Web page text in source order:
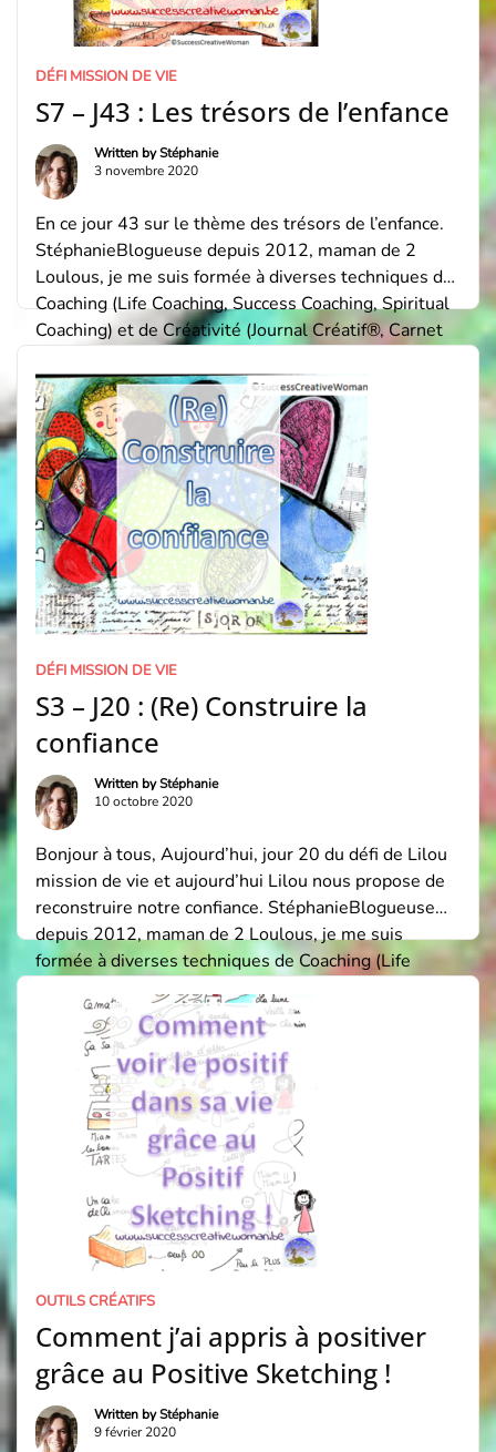
DÉFI MISSION DE VIE
S7 – J43 : Les trésors de l’enfance
Written byStéphanie
3 novembre 2020
En ce jour 43 sur le thème des trésors de l’enfance.
StéphanieBlogueuse depuis 2012, maman de 2
Loulous, je me suis formée à diverses techniques de
Coaching (Life Coaching, Success Coaching, Spiritual
Coaching) et de Créativité (Journal Créatif®, Carnet
Carnet Créatif « Mère Fille » et depuis […]
DÉFI MISSION DE VIE
S3 – J20 : (Re) Construire la
confiance
Written byStéphanie
10 octobre 2020
Bonjour à tous, Aujourd’hui, jour 20 du défi de Lilou
mission de vie et aujourd’hui Lilou nous propose de
reconstruire notre confiance. StéphanieBlogueuse
depuis 2012, maman de 2 Loulous, je me suis
formée à diverses techniques de Coaching (Life
Créativité (Journal Créatif®, Carnet de Deuil et Tarot
Créatif). […]
OUTILS CRÉATIFS
Comment j’ai appris à positiver
grâce au Positive Sketching !
Written byStéphanie
9 février 2020